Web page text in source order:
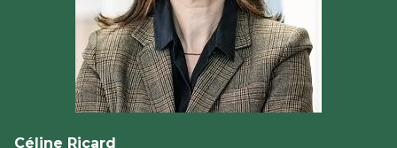
Céline Ricard